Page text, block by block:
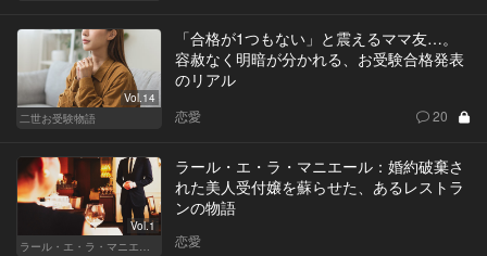
Vol.14
二世お受験物語
「合格が1つもない」と震えるママ友…。
容赦なく明暗が分かれる、お受験合格発表
のリアル
恋愛 20
Vol.1
ラール・エ・ラ・マニエール
ラール・エ・ラ・マニエール：婚約破棄さ
れた美人受付嬢を蘇らせた、あるレストラ
ンの物語
恋愛